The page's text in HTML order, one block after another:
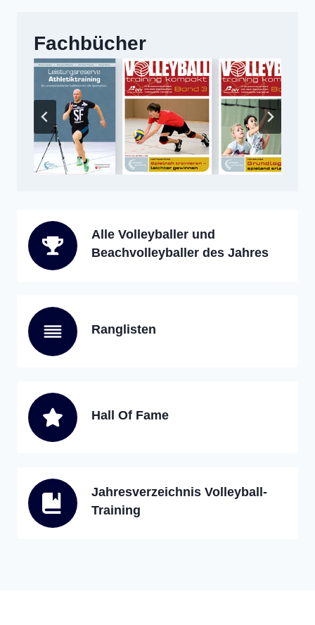
Fachbücher
Alle Volleyballer und
Beachvolleyballer des Jahres
Ranglisten
Hall Of Fame
Jahresverzeichnis Volleyball-
Training